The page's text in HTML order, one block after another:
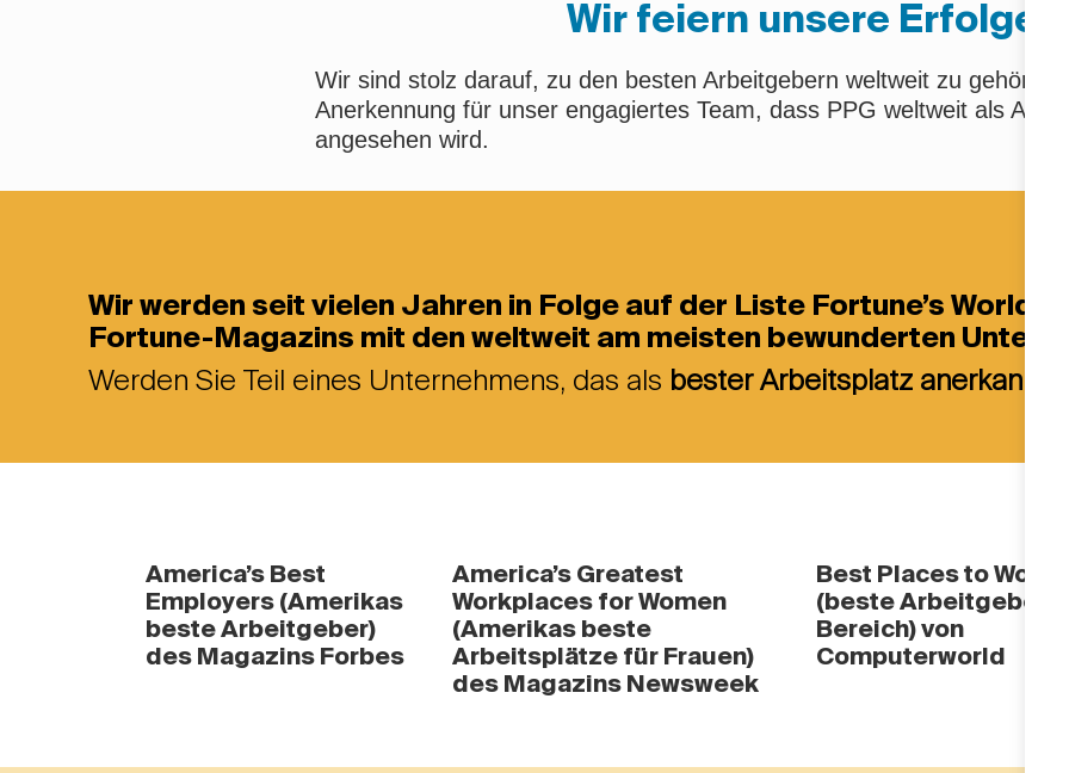
Wir feiern unsere Erfolge
Wir sind stolz darauf, zu den besten Arbeitgebern weltweit zu
Anerkennung für unser engagiertes Team, dass PPG weltweit als
angesehen wird.
Wir werden seit vielen Jahren in Folge auf der Liste Fortune’s
Fortune-Magazins mit den weltweit am meisten bewunderten
Werden Sie Teil eines Unternehmens, das als bester Arbeitsplatz anerkannt
America’s Best
Employers (Amerikas
beste Arbeitgeber)
des Magazins Forbes
America’s Greatest
Workplaces for Women
(Amerikas beste
Arbeitsplätze für Frauen)
des Magazins Newsweek
Best Places to Work
(beste Arbeitgeber
Bereich) von
Computerworld